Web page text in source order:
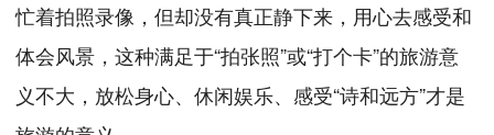
忙着拍照录像，但却没有真正静下来，用心去感受和
体会风景，这种满足于“拍张照”或“打个卡”的旅游意
义不大，放松身心、休闲娱乐、感受“诗和远方”才是